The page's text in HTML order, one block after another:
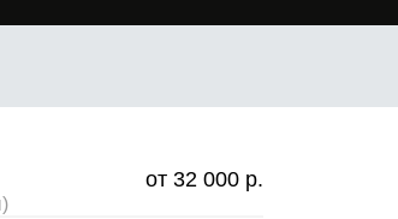
от 32 000 р.